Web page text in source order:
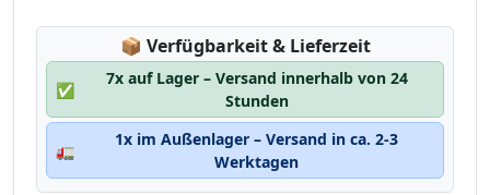
📦 Lagerstatus:
Verfügbarkeit & Lieferzeit
✅
7x auf Lager – Versand innerhalb von 24
Stunden
🚛
1x im Außenlager – Versand in ca. 2-3
Werktagen